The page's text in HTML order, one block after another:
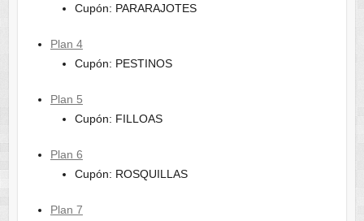
Cupón: PARARAJOTES
Plan 4
Cupón: PESTINOS
Plan 5
Cupón: FILLOAS
Plan 6
Cupón: ROSQUILLAS
Plan 7